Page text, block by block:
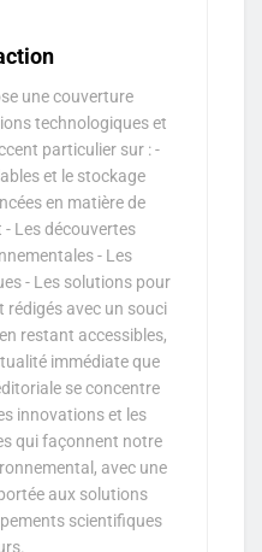
une couverture
technologiques et
particulier sur : -
et le stockage
en matière de
Les découvertes
- Les
- Les solutions pour
rédigés avec un souci
restant accessibles,
immédiate que
se concentre
innovations et les
qui façonnent notre
avec une
aux solutions
scientifiques